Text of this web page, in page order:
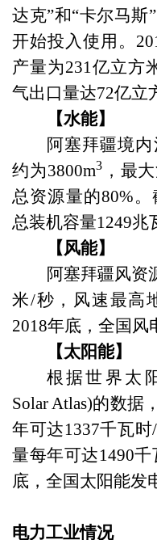
达克”和“卡尔马斯
开始投入使用。
产量为231亿立方
气出口量达72亿立
【水能】
阿塞拜疆境
约为3800m3，最
总资源量的80%。
总装机容量1249兆
【风能】
阿塞拜疆风资
米/秒，风速最高
2018年底，全国风
【太阳能】
根据世界太
Solar Atlas)的数据
年可达1337千瓦时/
量每年可达1490千
底，全国太阳能发
电力工业情况